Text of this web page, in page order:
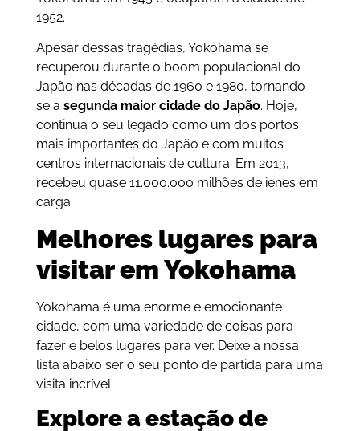
1952.
Apesar dessas tragédias, Yokohama se
recuperou durante o boom populacional do
Japão nas décadas de 1960 e 1980, tornando-
se a segunda maior cidade do Japão. Hoje,
continua o seu legado como um dos portos
mais importantes do Japão e com muitos
centros internacionais de cultura. Em 2013,
recebeu quase 11.000.000 milhões de ienes em
carga.
Melhores lugares para
visitar em Yokohama
Yokohama é uma enorme e emocionante
cidade, com uma variedade de coisas para
fazer e belos lugares para ver. Deixe a nossa
lista abaixo ser o seu ponto de partida para uma
visita incrível.
Explore a estação de